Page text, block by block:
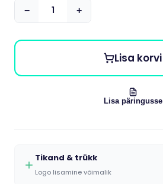
− +
Lisa korvi
Lisa päringusse
Tikand & trükk
Logo lisamine võimalik